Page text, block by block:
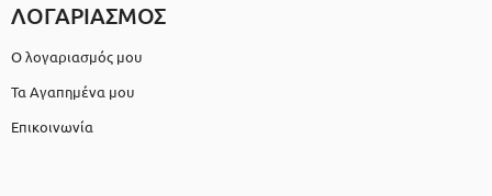
ΛΟΓΑΡΙΑΣΜΟΣ
Ο λογαριασμός μου
Τα Αγαπημένα μου
Επικοινωνία